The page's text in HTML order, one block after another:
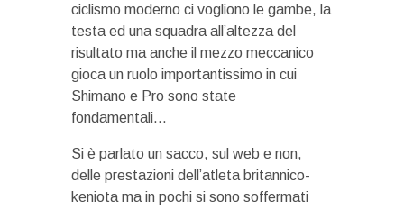
ciclismo moderno ci vogliono le gambe, la
testa ed una squadra all’altezza del
risultato ma anche il mezzo meccanico
gioca un ruolo importantissimo in cui
Shimano e Pro sono state
fondamentali…
Si è parlato un sacco, sul web e non,
delle prestazioni dell’atleta britannico-
keniota ma in pochi si sono soffermati